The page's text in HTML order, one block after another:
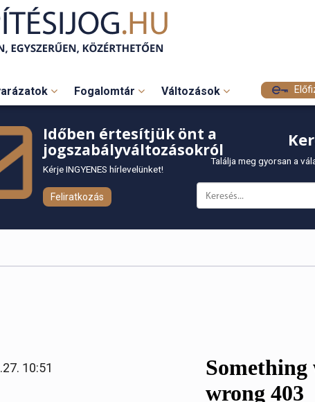
Fogalomtár Változások
Időben értesítjük önt a
jogszabályváltozásokról
Kérje INGYENES hírlevelünket!
Feliratkozás
Találja meg gyorsan a
10:51